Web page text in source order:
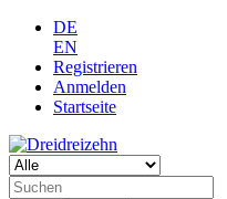
DE
EN
Registrieren
Anmelden
Startseite